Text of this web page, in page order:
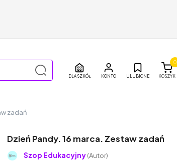
DLA SZKÓŁ ULUBIONE KOSZYK
0
zadań
Dzień Pandy. 16 marca. Zestaw zadań
Szop Edukacyjny(Autor)